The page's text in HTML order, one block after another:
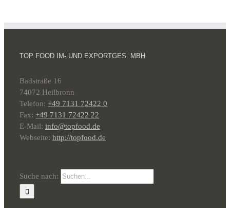
TOP FOOD IM- UND EXPORTGES. MBH
Badstraße 16
74072 Heilbronn
Telefon: +49 7131 72422 0
Fax: +49 7131 72422 22
E-Mail: info@topfood.de
Webseite: http://topfood.de
Suche nach: